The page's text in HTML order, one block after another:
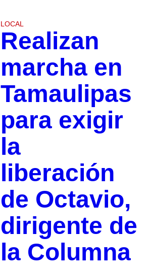
LOCAL
Realizan
marcha en
Tamaulipas
para exigir
la
liberación
de Octavio,
dirigente de
la Columna